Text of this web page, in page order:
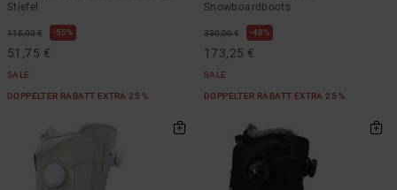
Stiefel
115,00 € 55%
51,75 €
SALE
DOPPELTER RABATT EXTRA 25 %
Snowboardboots
330,00 € 48%
173,25 €
SALE
DOPPELTER RABATT EXTRA 25 %